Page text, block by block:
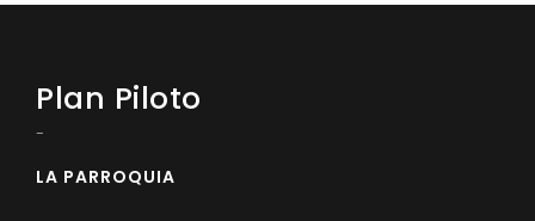
Plan Piloto
-
LA PARROQUIA